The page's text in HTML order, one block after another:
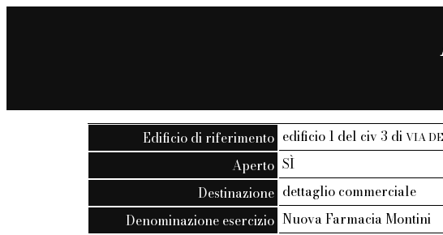
Edificio di riferimento edificio 1 del civ 3 diVIA
Aperto SÌ
Destinazione dettaglio commerciale
Denominazione esercizio Nuova Farmacia Montini